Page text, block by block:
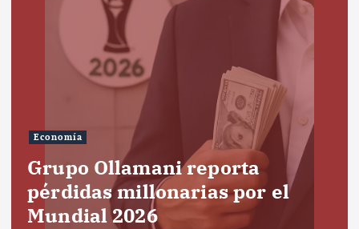
Economía
Grupo Ollamani reporta
pérdidas millonarias por el
Mundial 2026